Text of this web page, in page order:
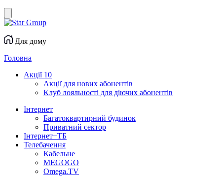
Для дому
Головна
Акції 10
Акції для нових абонентів
Клуб лояльності для діючих абонентів
Інтернет
Багатоквартирний будинок
Приватний сектор
Інтернет+ТБ
Телебачення
Кабельне
MEGOGO
Omega.TV